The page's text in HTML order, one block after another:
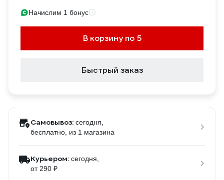
Начислим 1 бонус
В корзину по 5
Быстрый заказ
Самовывоз: сегодня,
бесплатно , из 1 магазина
Курьером: сегодня,
от 290 ₽